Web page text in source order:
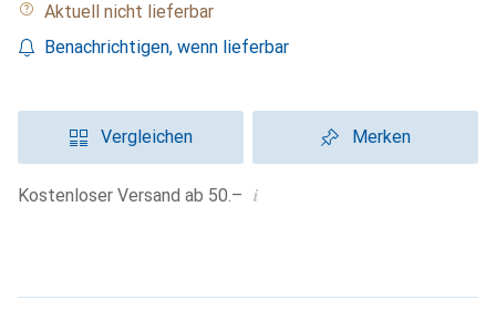
Aktuell nicht lieferbar
Benachrichtigen, wenn lieferbar
Vergleichen Merken
Kostenloser Versand ab 50.– i